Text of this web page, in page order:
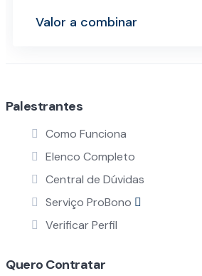
Valor a combinar
Palestrantes
Como Funciona
Elenco Completo
Central de Dúvidas
Serviço ProBono
Verificar Perfil
Quero Contratar